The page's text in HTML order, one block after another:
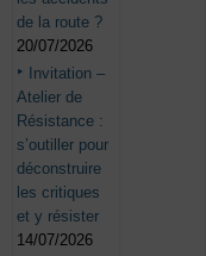
fr/vacature/
de la route ?
20/07/2026
Invitation –
Atelier de
Résistance :
s’outiller pour
déconstruire
les critiques
et y résister
14/07/2026